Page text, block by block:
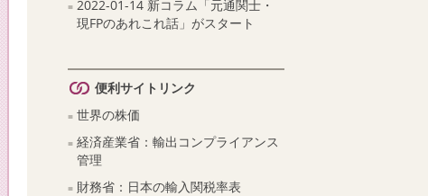
2022-01-14 新コラム「元通関士・
現FPのあれこれ話」がスタート
便利サイトリンク
世界の株価
経済産業省：輸出コンプライアンス
管理
財務省：日本の輸入関税率表